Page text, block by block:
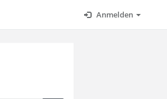
Anmelden